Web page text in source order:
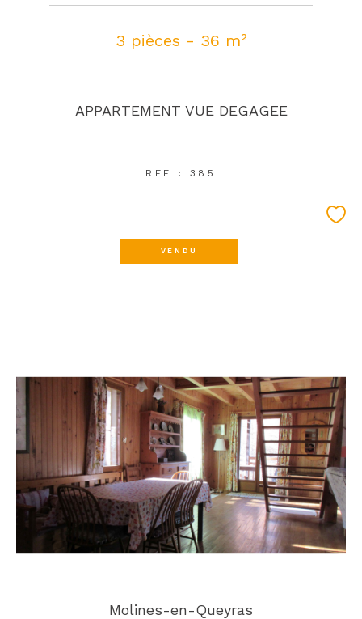
3 pièces - 36 m²
APPARTEMENT VUE DEGAGEE
REF : 385
VENDU
Molines-en-Queyras